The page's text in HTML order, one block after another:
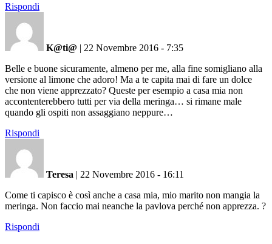
Rispondi
K@ti@ | 22 Novembre 2016 - 7:35
Belle e buone sicuramente, almeno per me, alla fine somigliano alla
versione al limone che adoro! Ma a te capita mai di fare un dolce
che non viene apprezzato? Queste per esempio a casa mia non
accontenterebbero tutti per via della meringa… si rimane male
quando gli ospiti non assaggiano neppure…
Rispondi
Teresa | 22 Novembre 2016 - 16:11
Come ti capisco è così anche a casa mia, mio marito non mangia la
meringa. Non faccio mai neanche la pavlova perché non apprezza. ?
Rispondi